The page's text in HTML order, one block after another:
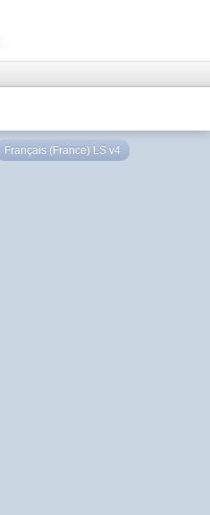
Français (France) LS v4